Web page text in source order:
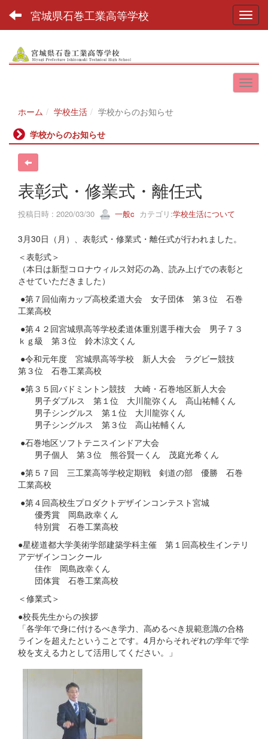
宮城県石巻工業高等学校
ホーム 学校生活
学校からのお知らせ
学校からのお知らせ
表彰式・修業式・離任式
投稿日時 : 2020/03/30 一般c カテゴリ:学校生活について
3月30日（月）、表彰式・修業式・離任式が行われました。
＜表彰式＞
（本日は新型コロナウィルス対応の為、読み上げでの表彰と
させていただきました）
●第７回仙南カップ高校柔道大会 女子団体 第３位 石巻
工業高校
●第４２回宮城県高等学校柔道体重別選手権大会 男子７３
ｋｇ級 第３位 鈴木涼文くん
●令和元年度 宮城県高等学校 新人大会 ラグビー競技
第３位 石巻工業高校
●第３５回バドミントン競技 大崎・石巻地区新人大会
男子ダブルス 第１位 大川龍弥くん 高山祐輔くん
男子シングルス 第１位 大川龍弥くん
男子シングルス 第３位 高山祐輔くん
●石巻地区ソフトテニスインドア大会
男子個人 第３位 熊谷賢一くん 茂庭光希くん
●第５７回 三工業高等学校定期戦 剣道の部 優勝 石巻
工業高校
●第４回高校生プロダクトデザインコンテスト宮城
優秀賞 岡島政幸くん
特別賞 石巻工業高校
●星槎道都大学美術学部建築学科主催 第１回高校生インテリ
アデザインコンクール
佳作 岡島政幸くん
団体賞 石巻工業高校
＜修業式＞
●校長先生からの挨拶
「各学年で身に付けるべき学力、高めるべき規範意識の合格
ラインを超えたということです。4月からそれぞれの学年で学
校を支える力として活用してください。」